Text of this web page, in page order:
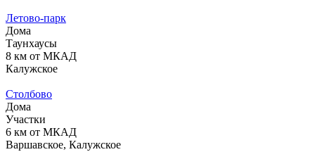
Летово-парк
Дома
Таунхаусы
8 км от МКАД
Калужское
Столбово
Дома
Участки
6 км от МКАД
Варшавское, Калужское